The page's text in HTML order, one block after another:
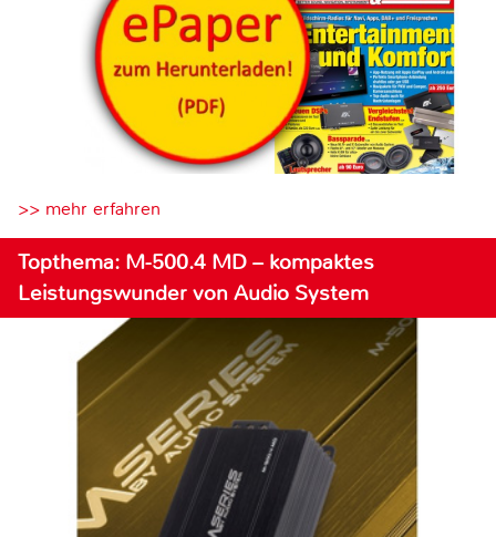
>> mehr erfahren
Topthema: M-500.4 MD – kompaktes
Leistungswunder von Audio System